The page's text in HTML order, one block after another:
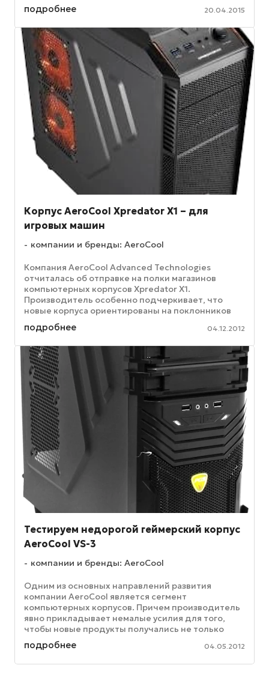
ATX и Mini ITX. Корпус окрашен в темный ...
подробнее 20.04.2015
Корпус AeroCool Xpredator X1 – для
игровых машин
компании и бренды: AeroCool
Компания AeroCool Advanced Technologies
отчиталась об отправке на полки магазинов
компьютерных корпусов Xpredator X1.
Производитель особенно подчеркивает, что
новые корпуса ориентированы на поклонников
компьютерных игр, а также – просто на всех, ...
подробнее 04.12.2012
Тестируем недорогой геймерский корпус
AeroCool VS-3
компании и бренды: AeroCool
Одним из основных направлений развития
компании AeroCool является сегмент
компьютерных корпусов. Причем производитель
явно прикладывает немалые усилия для того,
чтобы новые продукты получались не только
красивыми и функциональными, но и доступными
...
подробнее 04.05.2012